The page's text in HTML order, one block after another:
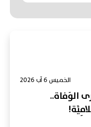
الخميس 6 آب 2026
الوَفاة..